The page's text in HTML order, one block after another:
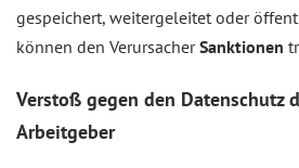
gespeichert, weitergeleitet oder
können den VerursacherSanktionen
Verstoß gegen den Datenschutz
Arbeitgeber